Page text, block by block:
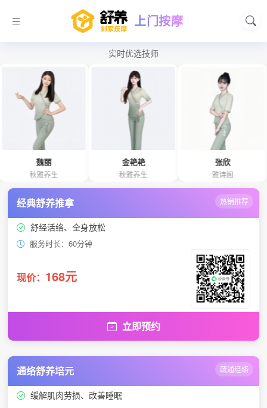
上门按摩
实时优选技师
秋雅养生 秋雅养生
经典舒养推拿 热销推荐
舒经活络、全身放松
服务时长：60分钟
现价： 168元
立即预约
通络舒养培元 疏通经络
缓解肌肉劳损、改善睡眠